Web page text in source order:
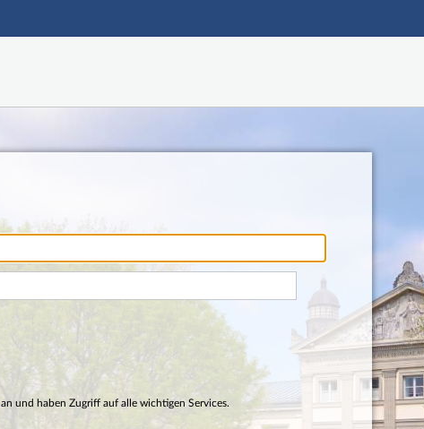
Hauptnavigation
an und haben Zugriff auf alle wichtigen Services.